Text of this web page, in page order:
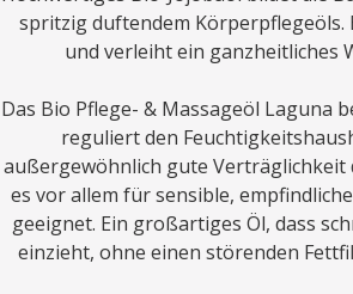
spritzig duftendem Körperpflegeöls.
und verleiht ein ganzheitliches
Das Bio Pflege- & Massageöl Laguna
reguliert den
außergewöhnlich gute Verträglichkeit
es vor allem für sensible,
geeignet. Ein großartiges Öl, dass
einzieht, ohne einen störenden